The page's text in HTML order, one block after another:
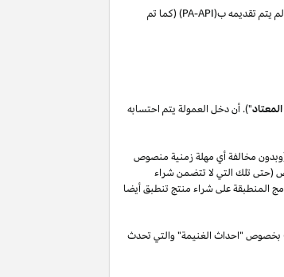
يتم تقديمه ب(PA-API) (كما تم
"). أن دخل العمولة يتم احتسابه
مخالفة أي مهلة زمنية منصوص
(حتى تلك التي لا تتضمن شراء
المنطبقة على شراء منتج تنطبق أيضا
بخصوص "احداث الغنيمة" والتي تحدث